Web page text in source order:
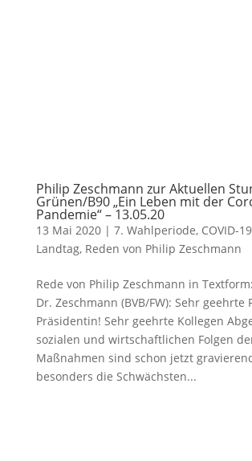
Philip Zeschmann zur Aktuellen
Grünen/B90 „Ein Leben mit der
Pandemie“ – 13.05.20
13 Mai 2020| 7. Wahlperiode, COVID-19
Landtag, Reden von Philip Zeschmann
Rede von Philip Zeschmann in
Dr. Zeschmann (BVB/FW): Sehr geehrte
Präsidentin! Sehr geehrte Kollegen
sozialen und wirtschaftlichen Folgen
Maßnahmen sind schon jetzt
besonders die Schwächsten...